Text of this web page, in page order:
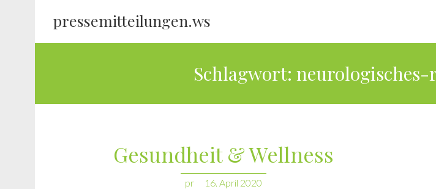
pressemitteilungen.ws
Schlagwort:
Gesundheit & Wellness
pr 16. April 2020